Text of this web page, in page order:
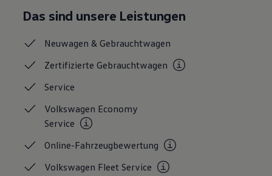
Das sind unsere Leistungen
Neuwagen &Gebrauchtwagen
ZertifizierteGebrauchtwagen
Service
Volkswagen Economy
Service
Online-Fahrzeugbewertung
Volkswagen FleetService